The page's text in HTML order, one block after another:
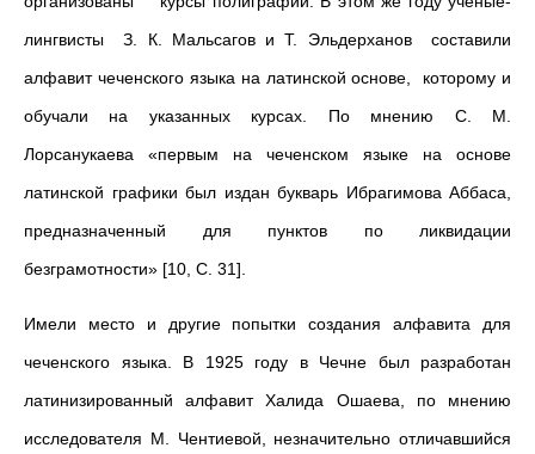
лингвисты З. К. Мальсагов и Т. Эльдерханов составили
алфавит чеченского языка на латинской основе, которому и
обучали на указанных курсах. По мнению С. М.
Лорсанукаева «первым на чеченском языке на основе
латинской графики был издан букварь Ибрагимова Аббаса,
предназначенный для пунктов по ликвидации
безграмотности» [10, С. 31].
Имели место и другие попытки создания алфавита для
чеченского языка. В 1925 году в Чечне был разработан
латинизированный алфавит Халида Ошаева, по мнению
исследователя М. Чентиевой, незначительно отличавшийся